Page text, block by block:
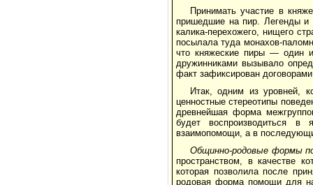
Принимать участие в
пришедшие на пир. Легенды и
калика-перехожего, нище­го
посылала туда монахов-
что княжеские пиры — один
дружинниками вызывало
факт за­фиксирован
Итак, одним из уровней,
ценностные сте­реотипы
древнейшая форма
будет воспроизводиться
взаимопомощи, а в
Общинно-родовые формы
пространством, в качестве
которая позволила после
родовая форма помощи для